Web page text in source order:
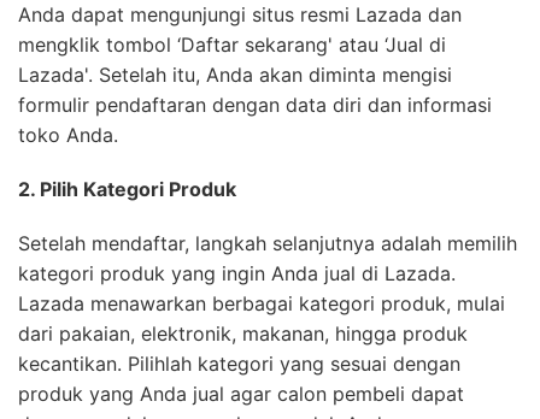
Anda dapat mengunjungi situs resmi Lazada dan
mengklik tombol ‘Daftar sekarang' atau ‘Jual di
Lazada'. Setelah itu, Anda akan diminta mengisi
formulir pendaftaran dengan data diri dan informasi
toko Anda.
2. Pilih Kategori Produk
Setelah mendaftar, langkah selanjutnya adalah memilih
kategori produk yang ingin Anda jual di Lazada.
Lazada menawarkan berbagai kategori produk, mulai
dari pakaian, elektronik, makanan, hingga produk
kecantikan. Pilihlah kategori yang sesuai dengan
produk yang Anda jual agar calon pembeli dapat